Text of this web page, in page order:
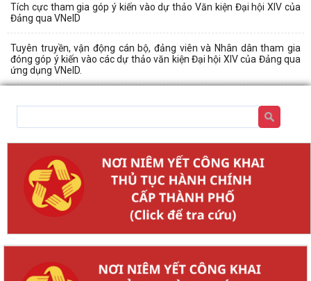
Tích cực tham gia góp ý kiến vào dự thảo Văn kiện Đại hội XIV của
Đảng qua VNeID
Tuyên truyền, vận động cán bộ, đảng viên và Nhân dân tham gia
đóng góp ý kiến vào các dự thảo văn kiện Đại hội XIV của Đảng qua
ứng dụng VNeID.